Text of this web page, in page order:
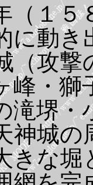
（１５
に動き
（攻撃
峰・獅
滝堺・
神城
きな